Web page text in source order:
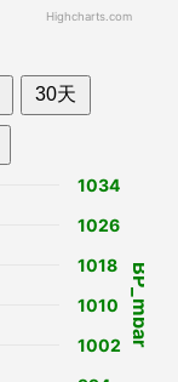
Highcharts.com
30天
BP_mbar
1002
1010
1018
1026
1034